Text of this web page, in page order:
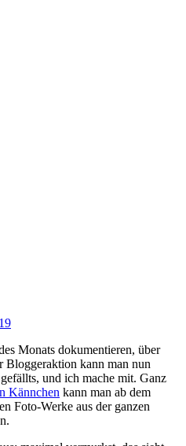
Monats dokumentieren, über
Bloggeraktion kann man nun
und ich mache mit. Ganz
Kännchen kann man ab dem
Foto-Werke aus der ganzen